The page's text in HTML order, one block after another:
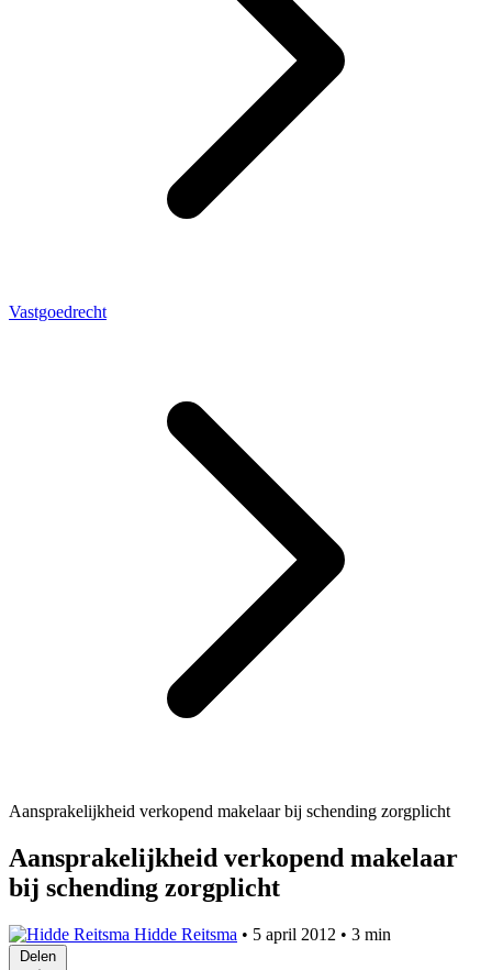
Vastgoedrecht
Aansprakelijkheid verkopend makelaar bij schending zorgplicht
Aansprakelijkheid verkopend makelaar
bij schending zorgplicht
Hidde Reitsma • 5 april 2012 • 3 min